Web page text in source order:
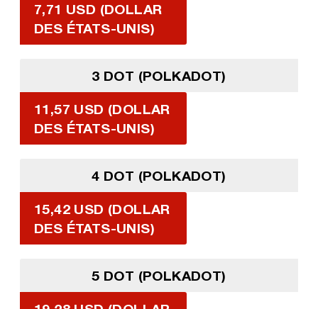
7,71 USD (DOLLAR
DES ÉTATS-UNIS)
3 DOT (POLKADOT)
11,57 USD (DOLLAR
DES ÉTATS-UNIS)
4 DOT (POLKADOT)
15,42 USD (DOLLAR
DES ÉTATS-UNIS)
5 DOT (POLKADOT)